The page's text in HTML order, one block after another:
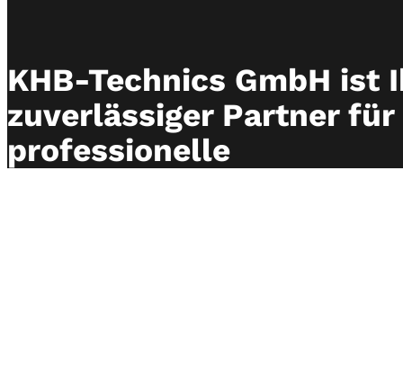
KHB-Technics GmbH ist
zuverlässiger Partner für
professionelle